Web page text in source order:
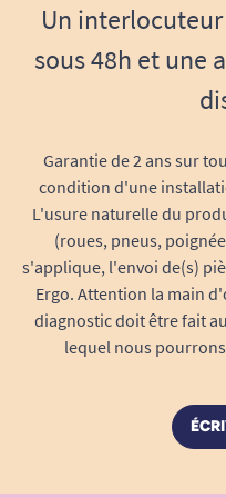
Options sur-
proposées
configurations
d’une
couloir.
Installation
français, kit de
cacher
Entretien
corrosion et les
Un
sous 48h et une
Garantie de 2 ans sur
condition d'une
L'usure naturelle du
(roues, pneus,
s'applique, l'envoi de(s)
Ergo. Attention la main
diagnostic doit être fait
lequel nous